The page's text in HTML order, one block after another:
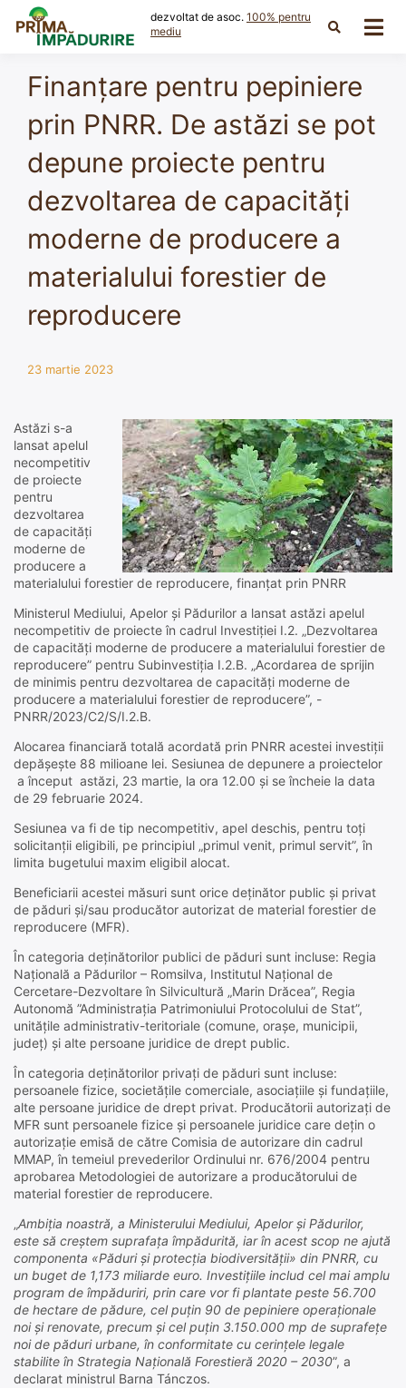
content
dezvoltat de asoc. 100% pentru
mediu
Finanțare pentru pepiniere
prin PNRR. De astăzi se pot
depune proiecte pentru
dezvoltarea de capacități
moderne de producere a
materialului forestier de
reproducere
23 martie 2023
Astăzi s-a
lansat apelul
necompetitiv
de proiecte
pentru
dezvoltarea
de capacități
moderne de
producere a
materialului forestier de reproducere, finanțat prin PNRR
Ministerul Mediului, Apelor și Pădurilor a lansat astăzi apelul
necompetitiv de proiecte în cadrul Investiției I.2. „Dezvoltarea
de capacități moderne de producere a materialului forestier de
reproducere” pentru Subinvestiția I.2.B. „Acordarea de sprijin
de minimis pentru dezvoltarea de capacități moderne de
producere a materialului forestier de reproducere”, -
PNRR/2023/C2/S/I.2.B.
Alocarea financiară totală acordată prin PNRR acestei investiții
depășește 88 milioane lei. Sesiunea de depunere a proiectelor
a început astăzi, 23 martie, la ora 12.00 și se încheie la data
de 29 februarie 2024.
Sesiunea va fi de tip necompetitiv, apel deschis, pentru toți
solicitanții eligibili, pe principiul „primul venit, primul servit”, în
limita bugetului maxim eligibil alocat.
Beneficiarii acestei măsuri sunt orice deținător public și privat
de păduri și/sau producător autorizat de material forestier de
reproducere (MFR).
În categoria deținătorilor publici de păduri sunt incluse: Regia
Națională a Pădurilor – Romsilva, Institutul Național de
Cercetare-Dezvoltare în Silvicultură „Marin Drăcea”, Regia
Autonomă ”Administrația Patrimoniului Protocolului de Stat”,
unitățile administrativ-teritoriale (comune, orașe, municipii,
județ) și alte persoane juridice de drept public.
În categoria deținătorilor privați de păduri sunt incluse:
persoanele fizice, societățile comerciale, asociațiile și fundațiile,
alte persoane juridice de drept privat. Producătorii autorizați de
MFR sunt persoanele fizice și persoanele juridice care dețin o
autorizație emisă de către Comisia de autorizare din cadrul
MMAP, în temeiul prevederilor Ordinului nr. 676/2004 pentru
aprobarea Metodologiei de autorizare a producătorului de
material forestier de reproducere.
„Ambiția noastră, a Ministerului Mediului, Apelor și Pădurilor,
este să creștem suprafaţa împădurită, iar în acest scop ne ajută
componenta «Păduri şi protecţia biodiversităţii» din PNRR, cu
un buget de 1,173 miliarde euro. Investiţiile includ cel mai amplu
program de împăduriri, prin care vor fi plantate peste 56.700
de hectare de pădure, cel puţin 90 de pepiniere operaţionale
noi şi renovate, precum şi cel puţin 3.150.000 mp de suprafeţe
noi de păduri urbane, în conformitate cu cerinţele legale
stabilite în Strategia Naţională Forestieră 2020 – 2030”, a
declarat ministrul Barna Tánczos.